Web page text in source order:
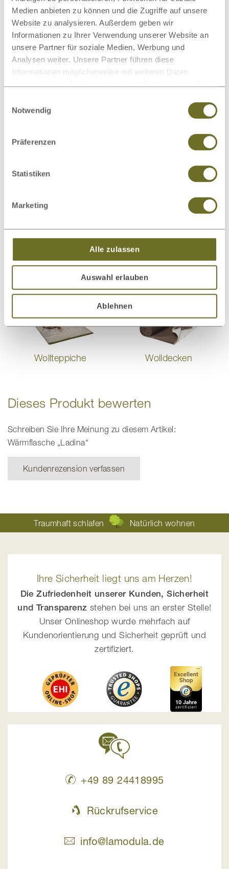
Medien anbieten zu können und die Zugriffe auf unsere
Website zu analysieren. Außerdem geben wir
Informationen zu Ihrer Verwendung unserer Website an
unsere Partner für soziale Medien, Werbung und
Analysen weiter. Unsere Partner führen diese
Informationen möglicherweise mit weiteren Daten
haben.
Notwendig
Präferenzen
Statistiken
Marketing
Alle zulassen
Auswahl erlauben
Ablehnen
Sie in diesem PDF in 16 Sprachen:PDF-
Download
Pflegehinweis
Produkt
Matratzenschoner Bettdecken
Bio-Bettwäsche Spannleintücher
Wollteppiche Wolldecken
Dieses Produkt bewerten
Schreiben Sie Ihre Meinung zu diesem Artikel:
Wärmflasche „Ladina“
Kundenrezension verfassen
Traumhaft schlafen Natürlich wohnen
Ihre Sicherheit liegt uns am Herzen!
Die Zufriedenheit unserer Kunden, Sicherheit
und Transparenz stehen bei uns an erster Stelle!
Unser Onlineshop wurde mehrfach auf
Kundenorientierung und Sicherheit geprüft und
zertifiziert.
+49 89 24418995
Rückrufservice
info@lamodula.de